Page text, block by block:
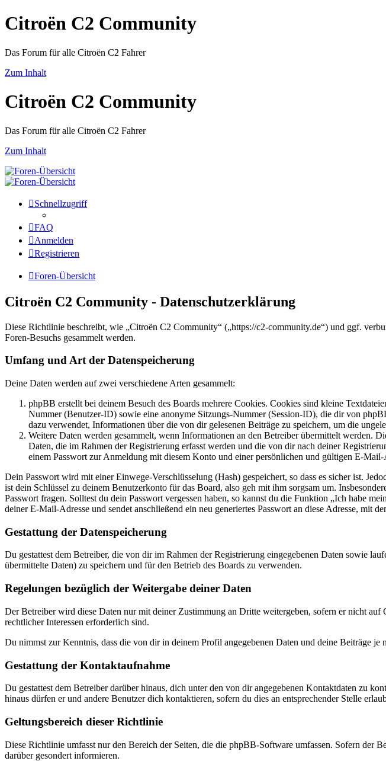
Citroën C2 Community
Das Forum für alle Citroën C2 Fahrer
Zum Inhalt
Citroën C2 Community
Das Forum für alle Citroën C2 Fahrer
Zum Inhalt
Schnellzugriff
FAQ
Anmelden
Registrieren
Foren-Übersicht
Citroën C2 Community - Datenschutzerklärung
Diese Richtlinie beschreibt, wie „Citroën C2 Community“ („https://c2-community.de“) und ggf.
Foren-Besuchs gesammelt werden.
Umfang und Art der Datenspeicherung
Deine Daten werden auf zwei verschiedene Arten gesammelt:
phpBB erstellt bei deinem Besuch des Boards mehrere Cookies. Cookies sind kleine
Nummer (Benutzer-ID) sowie eine anonyme Sitzungs-Nummer (Session-ID), die dir von
dazu verwendet, Informationen über die von dir gelesenen Beiträge zu speichern, um die
Weitere Daten werden gesammelt, wenn Informationen an den Betreiber übermittelt
Daten, die im Rahmen der Registrierung erfasst werden und die von dir nach deiner
einem Passwort zur Anmeldung mit diesem Konto und einer persönlichen und gültigen E-Mail-
Dein Passwort wird mit einer Einwege-Verschlüsselung (Hash) gespeichert, so dass es sicher ist.
ist dein Schlüssel zu deinem Benutzerkonto für das Board, also geh mit ihm sorgsam um.
Passwort fragen. Solltest du dein Passwort vergessen haben, so kannst du die Funktion „Ich habe
deiner E-Mail-Adresse und sendet anschließend ein neu generiertes Passwort an diese Adresse, mit
Gestattung der Datenspeicherung
Du gestattest dem Betreiber, die von dir im Rahmen der Registrierung eingegebenen Daten sowie
übermittelte Daten) zu speichern und für den Betrieb des Boards zu verwenden.
Regelungen bezüglich der Weitergabe deiner Daten
Der Betreiber wird diese Daten nur mit deiner Zustimmung an Dritte weitergeben, sofern er nicht
rechtlicher Interessen erforderlich sind.
Du nimmst zur Kenntnis, dass die von dir in deinem Profil angegebenen Daten und deine Beiträge
Gestattung der Kontaktaufnahme
Du gestattest dem Betreiber darüber hinaus, dich unter den von dir angegebenen Kontaktdaten zu
hinaus dürfen er und andere Benutzer dich kontaktieren, sofern du dies an entsprechender Stelle
Geltungsbereich dieser Richtlinie
Diese Richtlinie umfasst nur den Bereich der Seiten, die die phpBB-Software umfassen. Sofern der
darüber gesondert informieren.